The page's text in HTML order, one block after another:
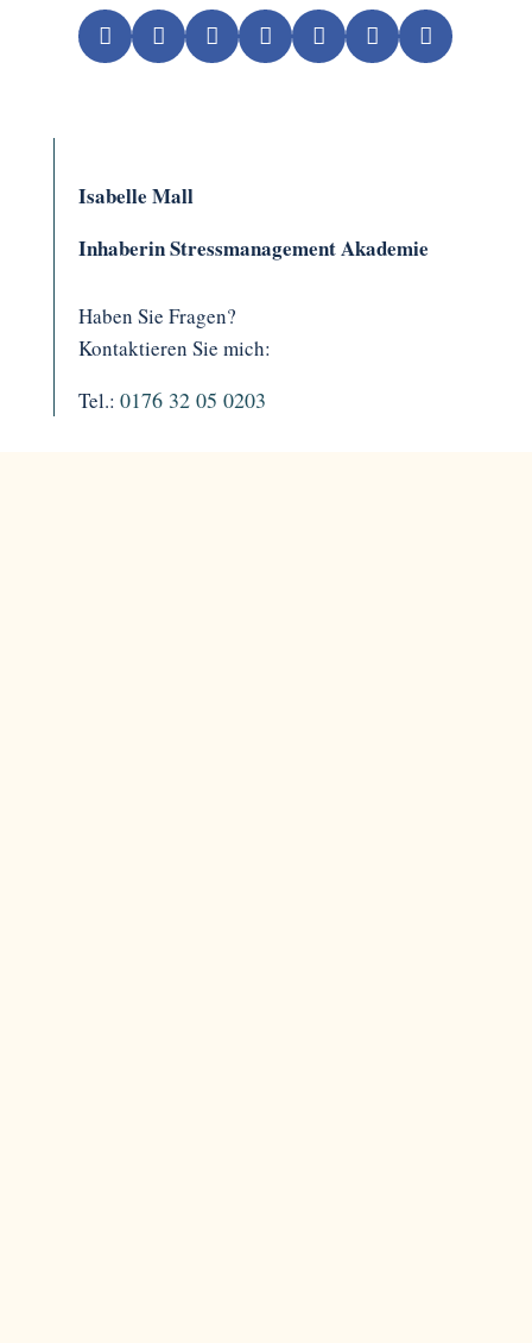
      
Isabelle Mall
Inhaberin Stressmanagement Akademie
Haben Sie Fragen?
Kontaktieren Sie mich:
Tel.: 0176 32 05 0203